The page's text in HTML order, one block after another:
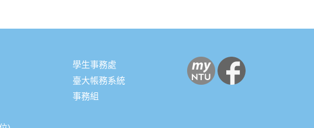
學生事務處
臺大帳務系統
事務組